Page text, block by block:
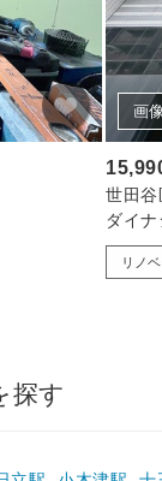
画
世田
ダイ
リノ
探す